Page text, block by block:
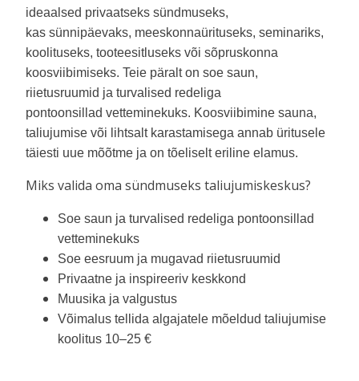
ideaalsed privaatseks sündmuseks,
kas sünnipäevaks, meeskonnaürituseks, seminariks,
koolituseks, tooteesitluseks või sõpruskonna
koosviibimiseks. Teie päralt on soe saun,
riietusruumid ja turvalised redeliga
pontoonsil lad vetteminekuks. Koosviibimine sauna,
taliujumise või lihtsaltkarastamisega annab üritusele
täiesti uue mõõtme ja on tõeliselt eriline elamus.
Miks valida oma sündmuseks taliujumiskeskus?
Soe saun ja turvalised redeliga pontoonsillad
vetteminekuks
Soe eesruum ja mugavad riietusruumid
Privaatne ja inspireeriv keskkond
Muusika ja valgustus
Võimalus tellida algajatele mõeldud taliujumise
koolitus 10–25 €